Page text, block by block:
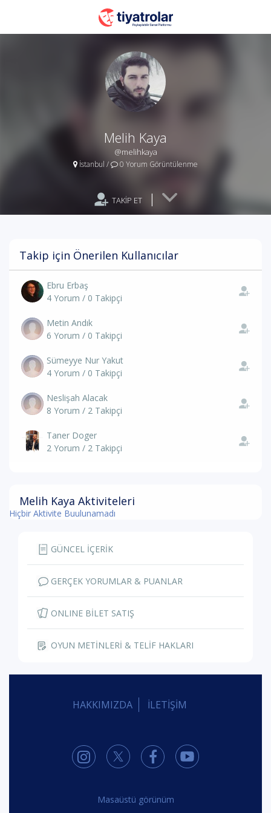
Melih Kaya
@melihkaya
İstanbul / 0 Yorum Görüntülenme
TAKİP ET |
Takip için Önerilen Kullanıcılar
Ebru Erbaş
4 Yorum / 0 Takipçi
Metin Andık
6 Yorum / 0 Takipçi
Sümeyye Nur Yakut
4 Yorum / 0 Takipçi
Neslişah Alacak
8 Yorum / 2 Takipçi
Taner Doger
2 Yorum / 2 Takipçi
Melih Kaya Aktiviteleri
Hiçbir Aktivite Buulunamadı
GÜNCEL İÇERİK
GERÇEK YORUMLAR & PUANLAR
ONLINE BİLET SATIŞ
OYUN METİNLERİ & TELİF HAKLARI
HAKKIMIZDA İLETİŞİM
Masaüstü görünüm